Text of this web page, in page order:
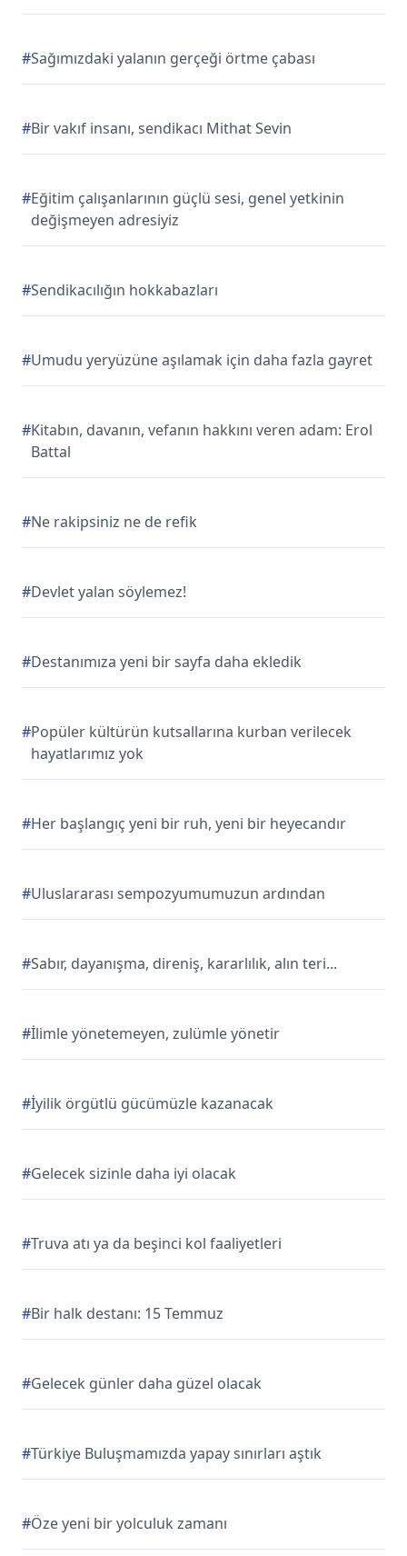
#Sağımızdaki yalanın gerçeği örtme çabası
#Bir vakıf insanı, sendikacı Mithat Sevin
#Eğitim çalışanlarının güçlü sesi, genel yetkinin
değişmeyen adresiyiz
#Sendikacılığın hokkabazları
#Umudu yeryüzüne aşılamak için daha fazla gayret
#Kitabın, davanın, vefanın hakkını veren adam: Erol
Battal
#Ne rakipsiniz ne de refik
#Devlet yalan söylemez!
#Destanımıza yeni bir sayfa daha ekledik
#Popüler kültürün kutsallarına kurban verilecek
hayatlarımız yok
#Her başlangıç yeni bir ruh, yeni bir heyecandır
#Uluslararası sempozyumumuzun ardından
#Sabır, dayanışma, direniş, kararlılık, alın teri...
#İlimle yönetemeyen, zulümle yönetir
#İyilik örgütlü gücümüzle kazanacak
#Gelecek sizinle daha iyi olacak
#Truva atı ya da beşinci kol faaliyetleri
#Bir halk destanı: 15 Temmuz
#Gelecek günler daha güzel olacak
#Türkiye Buluşmamızda yapay sınırları aştık
#Öze yeni bir yolculuk zamanı